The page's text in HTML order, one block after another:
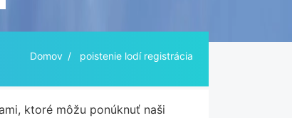
Domov poistenie lodí registrácia
ktoré môžu ponúknuť naši